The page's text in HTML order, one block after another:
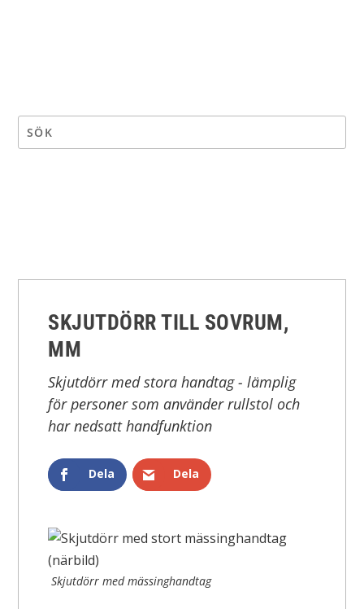
SKJUTDÖRR TILL SOVRUM,
MM
Skjutdörr med stora handtag - lämplig
för personer som använder rullstol och
har nedsatt handfunktion
Dela Dela
Skjutdörr med mässinghandtag